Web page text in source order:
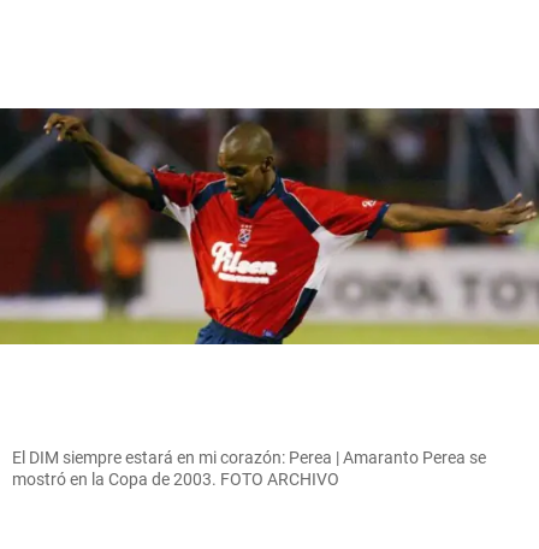
El DIM siempre estará en mi corazón: Perea | Amaranto Perea se
mostró en la Copa de 2003. FOTO ARCHIVO